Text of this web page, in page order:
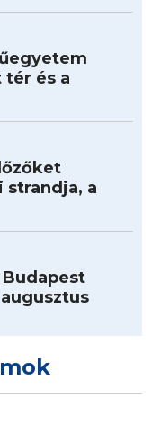
tér és a
strandja, a